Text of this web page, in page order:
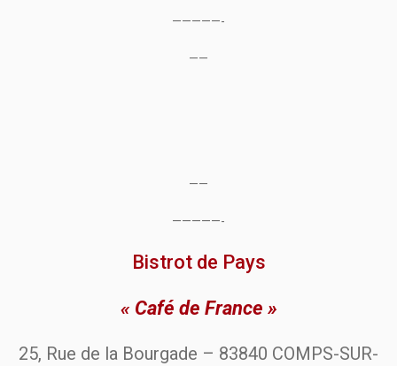
—————-
——
——
—————-
Bistrot de Pays
« Café de France »
25, Rue de la Bourgade – 83840 COMPS-SUR-